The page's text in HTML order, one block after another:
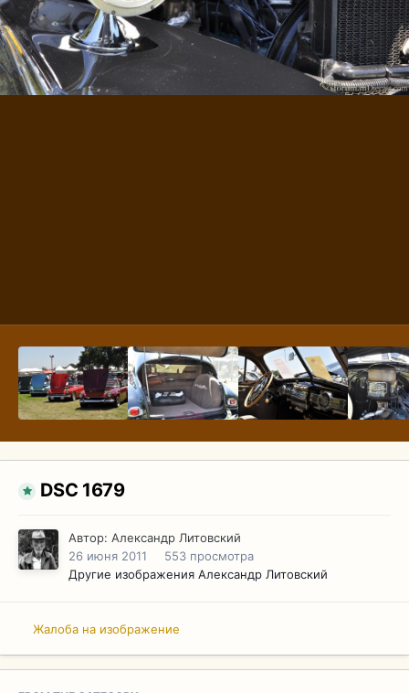
DSC 1679
Автор: Александр Литовский
26 июня 2011
553 просмотра
Другие изображения Александр Литовский
Жалоба на изображение